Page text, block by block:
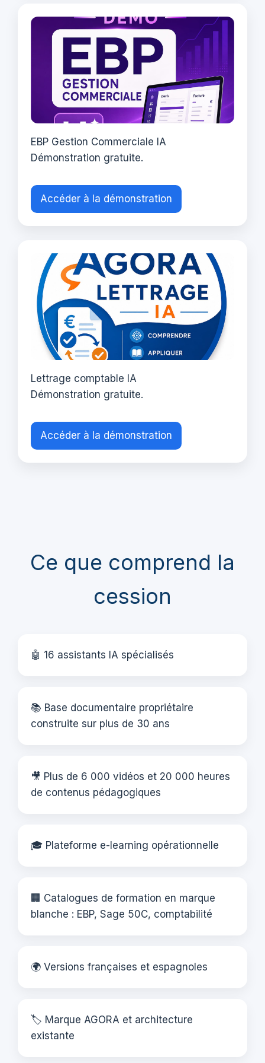
EBP Gestion Commerciale IA
Démonstration gratuite.
Accéder à la démonstration
Lettrage comptable IA
Démonstration gratuite.
Accéder à la démonstration
Ce que comprend la
cession
🤖 16 assistants IA spécialisés
📚 Base documentaire propriétaire
construite sur plus de 30 ans
🎥 Plus de 6 000 vidéos et 20 000 heures
de contenus pédagogiques
🎓 Plateforme e-learning opérationnelle
🏢 Catalogues de formation en marque
blanche : EBP, Sage 50C, comptabilité
🌍 Versions françaises et espagnoles
🏷️ Marque AGORA et architecture
existante